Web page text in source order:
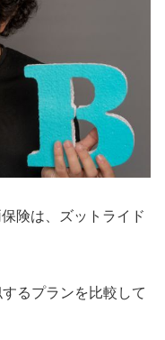
険は、ズットライド
るプランを比較して